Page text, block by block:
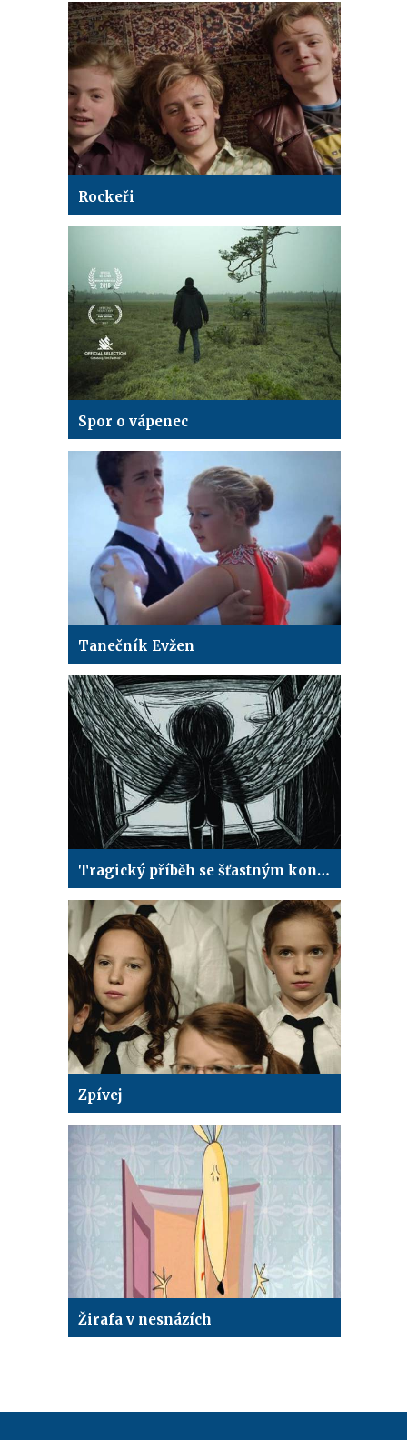
Rockeři
Spor o vápenec
Tanečník Evžen
Tragický příběh se šťastným koncem
Zpívej
Žirafa v nesnázích